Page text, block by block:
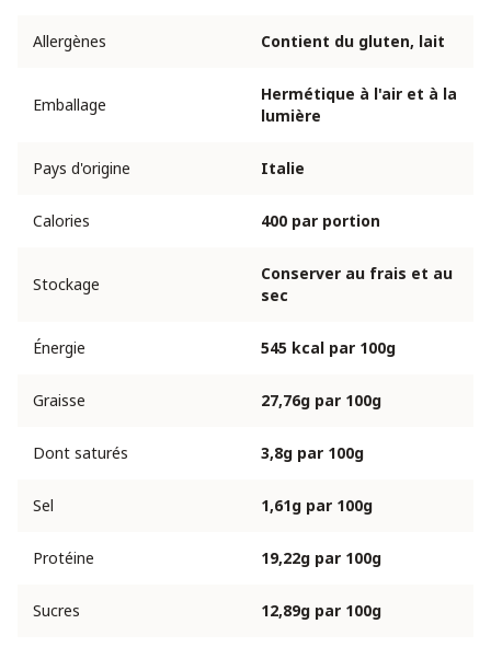
Allergènes Contient du gluten, lait
Emballage
Hermétique à l'air et à la
lumière
Pays d'origine Italie
Calories 400 par portion
Stockage
Conserver au frais et au
sec
Énergie 545 kcal par 100g
Graisse 27,76g par 100g
Dont saturés 3,8g par 100g
Sel 1,61g par 100g
Protéine 19,22g par 100g
Sucres 12,89g par 100g